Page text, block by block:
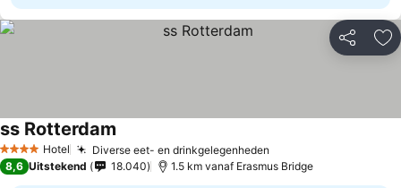
Delen
4 SterrenHotel Diverse eet- en drinkgelegenheden
ss Rotterdam
8,6 Uitstekend 18.040 1.5 km vanaf Erasmus Bridge